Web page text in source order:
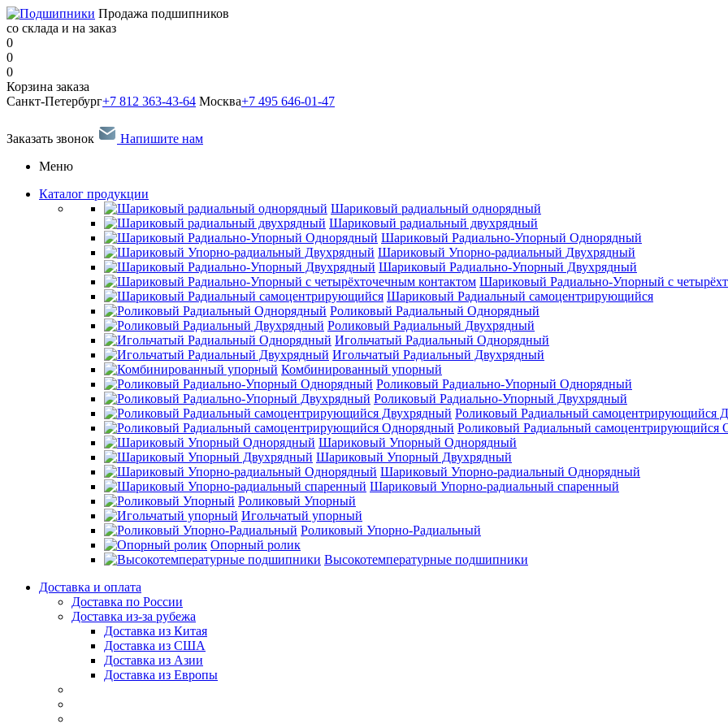
Продажа подшипников
со склада и на заказ
0
0
0
Корзина заказа
Санкт-Петербург+7 812 363-43-64 Москва+7 495 646-01-47
Заказать звонок
Напишите нам
Меню
Каталог продукции
Шариковый радиальный однорядный
Шариковый радиальный двухрядный
Шариковый Радиально-Упорный Однорядный
Шариковый Упорно-радиальный Двухрядный
Шариковый Радиально-Упорный Двухрядный
Шариковый Радиально-Упорный с
Шариковый Радиальный самоцентрирующийся
Роликовый Радиальный Однорядный
Роликовый Радиальный Двухрядный
Игольчатый Радиальный Однорядный
Игольчатый Радиальный Двухрядный
Комбинированный упорный
Роликовый Радиально-Упорный Однорядный
Роликовый Радиально-Упорный Двухрядный
Роликовый Радиальный самоцентрирующийся
Роликовый Радиальный самоцентрирующийся
Шариковый Упорный Однорядный
Шариковый Упорный Двухрядный
Шариковый Упорно-радиальный Однорядный
Шариковый Упорно-радиальный спаренный
Роликовый Упорный
Игольчатый упорный
Роликовый Упорно-Радиальный
Опорный ролик
Высокотемпературные подшипники
Доставка и оплата
Доставка по России
Доставка из-за рубежа
Доставка из Китая
Доставка из США
Доставка из Азии
Доставка из Европы